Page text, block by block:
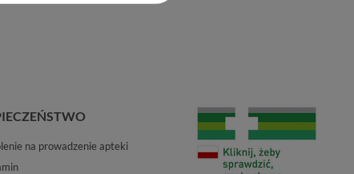
na prowadzenie apteki